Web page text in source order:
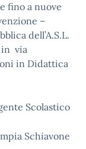
e fino a nuove
–
dell’A.S.L.
in via
in Didattica
Scolastico
Schiavone